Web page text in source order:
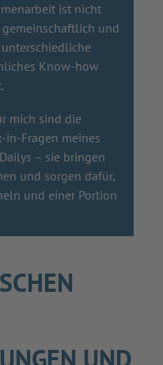
ist nicht
und
Know-how
mich sind die
in-Fragen meines
– sie bringen
und sorgen dafür,
und einer Portion